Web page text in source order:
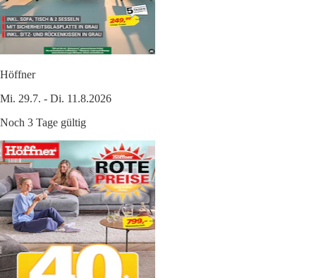
Höffner
Mi. 29.7. - Di. 11.8.2026
Noch 3 Tage gültig